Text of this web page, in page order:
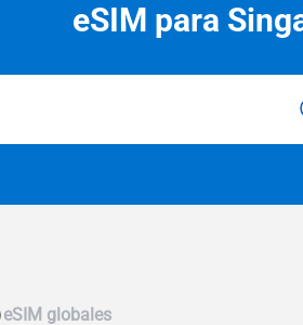
eSIM para
eSIM globales